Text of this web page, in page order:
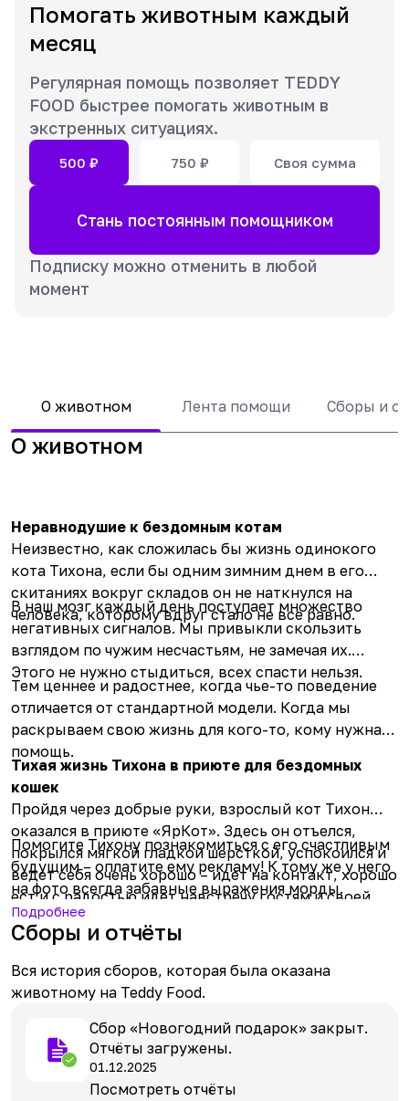
Помогать животным каждый
месяц
Регулярная помощь позволяет TEDDY
FOOD быстрее помогать животным в
экстренных ситуациях.
500 ₽ 750 ₽ Своя сумма
Стань постоянным помощником
Подписку можно отменить в любой
момент
О животном Лента помощи Сборы и
О животном
Неравнодушие к бездомным котам
Неизвестно, как сложилась бы жизнь одинокого
кота Тихона, если бы одним зимним днем в его
скитаниях вокруг складов он не наткнулся на
человека, которому вдруг стало не все равно.
В наш мозг каждый день поступает множество
негативных сигналов. Мы привыкли скользить
взглядом по чужим несчастьям, не замечая их.
Этого не нужно стыдиться, всех спасти нельзя.
Тем ценнее и радостнее, когда чье-то поведение
отличается от стандартной модели. Когда мы
раскрываем свою жизнь для кого-то, кому нужна
помощь.
Тихая жизнь Тихона в приюте для бездомных
кошек
Пройдя через добрые руки, взрослый кот Тихон
оказался в приюте «ЯрКот». Здесь он отъелся,
покрылся мягкой гладкой шерсткой, успокоился и
ведет себя очень хорошо – идет на контакт, хорошо
ест и с радостью идет навстречу гостям и своей
судьбе. Судя по его поведению, можно сказать, что
когда-то у него был дом, и он будет счастлив
обрести его вновь.
Помогите Тихону познакомиться с его счастливым
будущим – оплатите ему рекламу! К тому же у него
на фото всегда забавные выражения морды.
Подробнее
Сборы и отчёты
Вся история сборов, которая была оказана
животному на Teddy Food.
Сбор «Новогодний подарок» закрыт.
Отчёты загружены.
01.12.2025
Посмотреть отчёты